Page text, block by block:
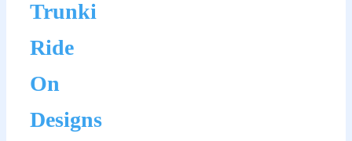
Trunki
Ride
On
Designs